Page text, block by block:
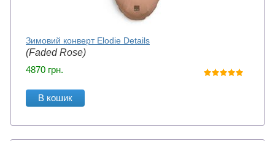
Зимовий конверт Elodie Details
(Faded Rose)
4870 грн.
В кошик